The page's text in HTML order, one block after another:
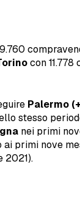
con
Palermo
stesso
nei primi
primi nove
2021).